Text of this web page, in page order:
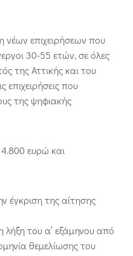
επιχειρήσεων που
30-55 ετών, σε όλες
της Αττικής και του
επιχειρήσεις που
της ψηφιακής
ευρώ και
έγκριση της αίτησης
του α’ εξάμηνου από
θεμελίωσης του